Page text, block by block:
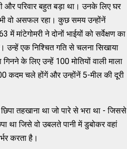
और परिवार बहुत बड़ा था। उनके लिए घर
भी वो असफल रहा। कुछ समय उन्होंनें
मांटेगोमरी ने दोनों भाईयों को सर्वेक्षण का
उन्हें एक निश्चित गति से चलना सिखाया
के लिए उन्हें 100 मोतियों वाली माला
कदम चले होंगें और उन्होंनें 5-मील की दूरी
तहखाना था जो पारे से भरा था - जिससे
था जिसे वो उबलते पानी में डुबोकर वहां
करता है।